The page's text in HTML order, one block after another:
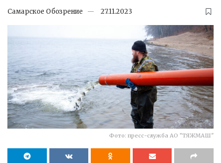
Самарское Обозрение 27.11.2023
Фото: пресс-служба АО "ТЯЖМАШ"